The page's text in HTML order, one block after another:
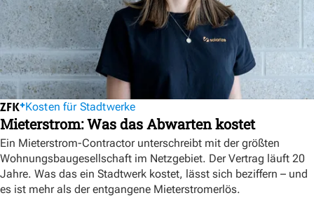
Kosten für Stadtwerke
Mieterstrom: Was das Abwarten kostet
Ein Mieterstrom-Contractor unterschreibt mit der größten
Wohnungsbaugesellschaft im Netzgebiet. Der Vertrag läuft 20
Jahre. Was das ein Stadtwerk kostet, lässt sich beziffern – und
es ist mehr als der entgangene Mieterstromerlös.